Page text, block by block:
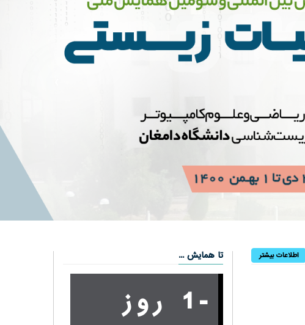
اطلاعات بیشتر تا همایش ...
-1 روز